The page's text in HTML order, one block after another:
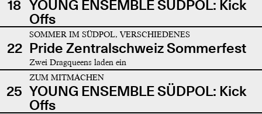
18 YOUNG ENSEMBLE SÜDPOL: Kick
Offs
22
SOMMER IM SÜDPOL, VERSCHIEDENES
Pride Zentralschweiz Sommerfest
Zwei Dragqueens laden ein
25
ZUM MITMACHEN
YOUNG ENSEMBLE SÜDPOL: Kick
Offs